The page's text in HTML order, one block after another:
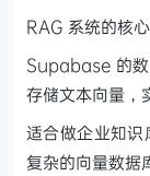
RAG 系统的核心
Supabase 的
存储文本向量，
适合做企业知
复杂的向量数据